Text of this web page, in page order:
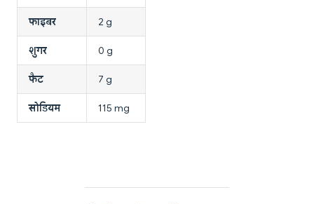
फाइबर 2 g
शुगर 0 g
फैट 7 g
सोडियम 115 mg